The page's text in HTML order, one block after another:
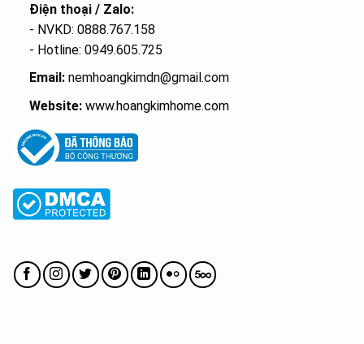
Điện thoại / Zalo:
- NVKD: 0888.767.158
- Hotline: 0949.605.725
Email:nemhoangkimdn@gmail.com
Website: www.hoangkimhome.com